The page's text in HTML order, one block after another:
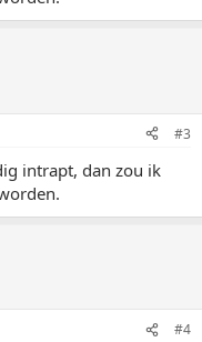
#3
intrapt, dan zou ik
#4